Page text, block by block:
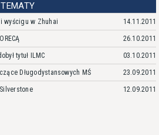
wyścigu w Zhuhai 14.11.2011
26.10.2011
tytuł ILMC 03.10.2011
Długodystansowych MŚ 23.09.2011
12.09.2011